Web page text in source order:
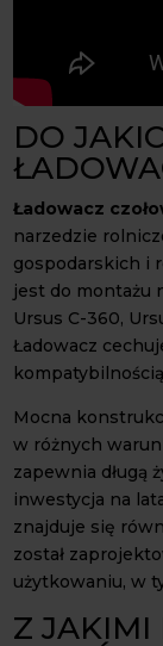
DO
Ładowacz
narzedzie
gospodarskich i
jest do montażu
Ursus C-360,
Ładowacz
Mocna
w różnych
zapewnia długą
inwestycja na
znajduje się
został
użytkowaniu, w
Z JAKIMI